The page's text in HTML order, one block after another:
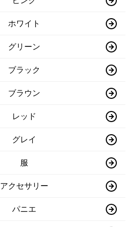
ホワイト
グリーン
ブラック
ブラウン
レッド
グレイ
服
アクセサリー
パニエ